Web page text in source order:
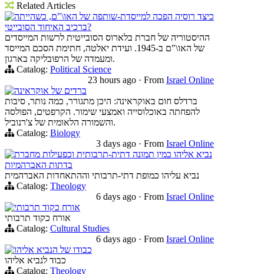
Related Articles
כיצד רוסיה הפכה למייסדת-שותפה של האו\"ם, כשהייתה
ברכיב האיחוד הסובייטי?
ההיסטוריה של חברת בלארוס הסובייטית לרשות המייסדים
של האו\"ם ב-1945. ועידת יאלטה, חתימת הסכם המייסד
ומעמדה של הרפובליקה בארגון.
Catalog: Political Science
23 hours ago · From Israel Online
ברדים של אוקראינה
ברדלס חום באוקראינה: היכן מתגורר, כמה נותר, סיבות
להפחתה באוכלוסייה ואמצעי שימור. הקרפטים, הפולסה
והשמורה הלאומית של צ'רנוביל.
Catalog: Biology
3 days ago · From Israel Online
נביא אליהו כמין תמונה דתית-תרבותית וכפעילות מחברת
בדתות האברהמיות
נביא עליהו כמופת דתי-תרבותי וההתאחדות האברהמית
Catalog: Theology
6 days ago · From Israel Online
אורח כקוד תרבותי
אורח כקוד תרבותי
Catalog: Cultural Studies
6 days ago · From Israel Online
כבודו של הנביא אליהו
כבוד לנביא אליהו
Catalog: Theology